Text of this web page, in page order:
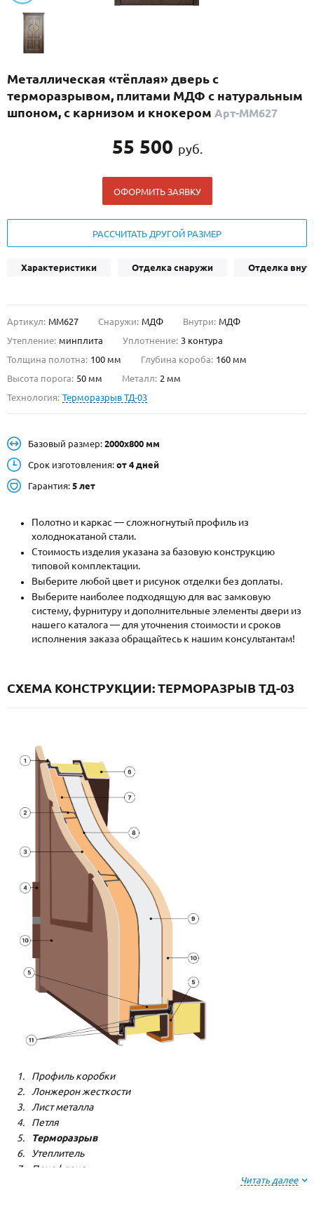
С реечным дизайном (29)
ПО НАЗНАЧЕНИЮ
О НАС
Металлические двери от производителя с доставкой и установкой в
НАЙТИ:
INFO@META-M.RU
ЗАПРОСИТЬ РАСЧЕТ
Каталог
Записаться на замер
Металлическая «тёплая» дверь с
терморазрывом, плитами МДФ с натуральным
шпоном, с карнизом и кнокером Арт-ММ627
55 500 руб.
ОФОРМИТЬ ЗАЯВКУ
РАССЧИТАТЬ ДРУГОЙ РАЗМЕР
Характеристики Отделка снаружи Отделка
Артикул: ММ627 Снаружи: МДФ Внутри: МДФ
Утепление: минплита Уплотнение: 3 контура
Толщина полотна: 100 мм Глубина короба: 160 мм
Высота порога: 50 мм Металл: 2 мм
Технология: Терморазрыв ТД-03
Базовый размер: 2000х800 мм
Срок изготовления: от 4 дней
Гарантия: 5 лет
Полотно и каркас — сложногнутый профиль из
холоднокатаной стали.
Стоимость изделия указана за базовую конструкцию
типовой комплектации.
Выберите любой цвет и рисунок отделки без доплаты.
Выберите наиболее подходящую для вас замковую
систему, фурнитуру и дополнительные элементы двери из
нашего каталога — для уточнения стоимости и сроков
исполнения заказа обращайтесь к нашим консультантам!
СХЕМА КОНСТРУКЦИИ: ТЕРМОРАЗРЫВ ТД-03
Профиль коробки
Лонжерон жесткости
Лист металла
Петля
Терморазрыв
Утеплитель
Пенофлекс
Читать далее